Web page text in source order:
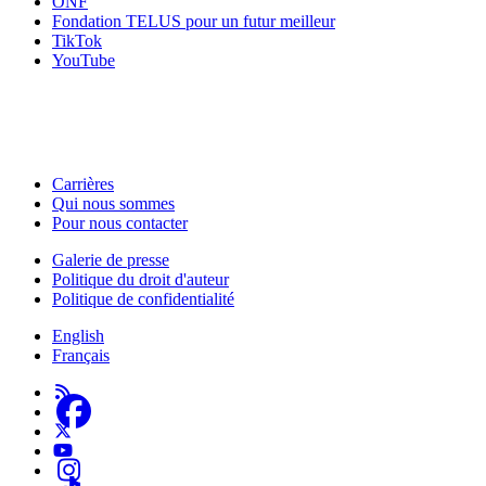
Fondation TELUS pour un futur meilleur
TikTok
YouTube
Footer
This
Site
Carrières
Qui nous sommes
Pour nous contacter
Footer
About
Galerie de presse
Politique du droit d'auteur
Politique de confidentialité
English
Français